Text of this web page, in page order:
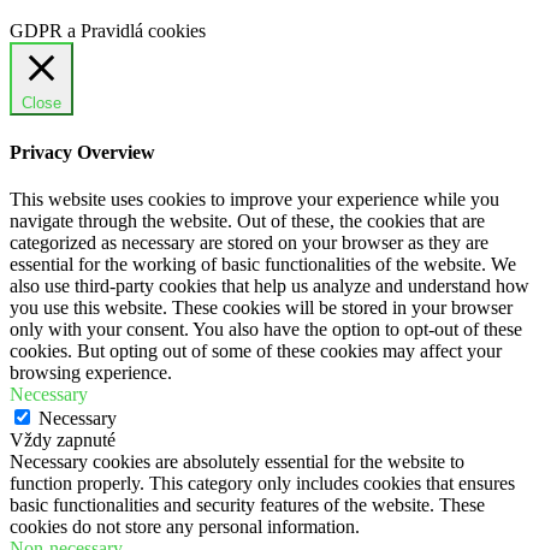
GDPR a Pravidlá cookies
Close
Privacy Overview
This website uses cookies to improve your experience while you
navigate through the website. Out of these, the cookies that are
categorized as necessary are stored on your browser as they are
essential for the working of basic functionalities of the website. We
also use third-party cookies that help us analyze and understand how
you use this website. These cookies will be stored in your browser
only with your consent. You also have the option to opt-out of these
cookies. But opting out of some of these cookies may affect your
browsing experience.
Necessary
Necessary
Vždy zapnuté
Necessary cookies are absolutely essential for the website to
function properly. This category only includes cookies that ensures
basic functionalities and security features of the website. These
cookies do not store any personal information.